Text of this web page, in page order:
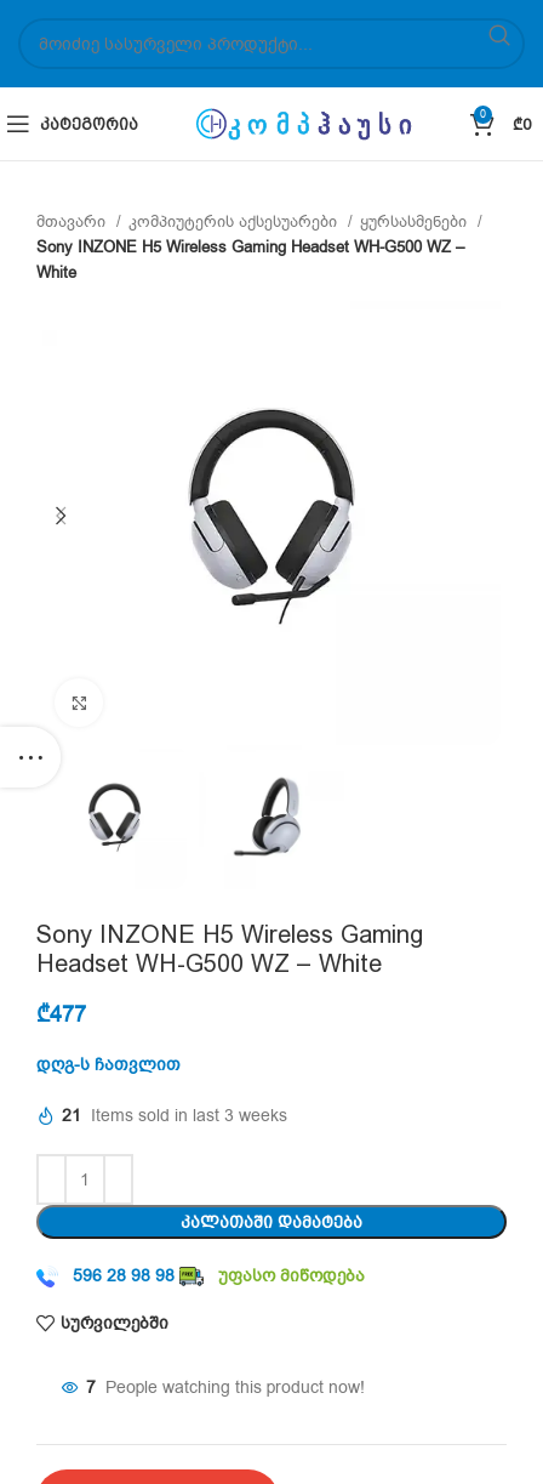
ᲙᲐᲢᲔᲒᲝᲠᲘᲐ
0
₾0
მთავარი კომპიუტერის აქსესუარები
ყურსასმენები
Sony INZONE H5 Wireless Gaming Headset WH-G500 WZ –
White
Sony INZONE H5 Wireless Gaming
Headset WH-G500 WZ – White
₾477
დღგ-ს ჩათვლით
21 Items sold in last 3 weeks
ᲙᲐᲚᲐᲗᲐᲨᲘ ᲓᲐᲛᲐᲢᲔᲑᲐ
596 28 98 98 უფასო მიწოდება
სურვილებში
7 People watching this product now!